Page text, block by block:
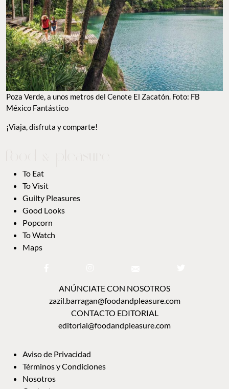
Poza Verde, a unos metros del Cenote El Zacatón. Foto: FB
México Fantástico
¡Viaja, disfruta y comparte!
To Eat
To Visit
Guilty Pleasures
Good Looks
Popcorn
To Watch
Maps
ANÚNCIATE CON NOSOTROS
zazil.barragan@foodandpleasure.com
CONTACTO EDITORIAL
editorial@foodandpleasure.com
Aviso de Privacidad
Términos y Condiciones
Nosotros